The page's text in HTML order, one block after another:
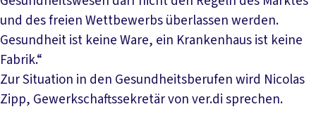
und des freien Wettbewerbs überlassen werden.
Gesundheit ist keine Ware, ein Krankenhaus ist keine
Fabrik.“
Zur Situation in den Gesundheitsberufen wird Nicolas
Zipp, Gewerkschaftssekretär von ver.di sprechen.